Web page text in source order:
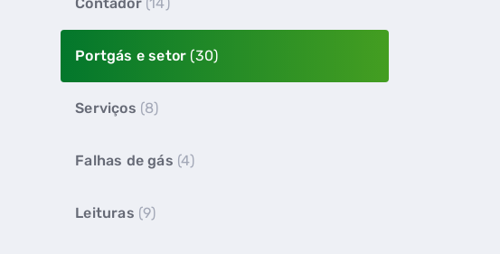
Portgás e setor (30)
Serviços (8)
Falhas de gás (4)
Leituras (9)